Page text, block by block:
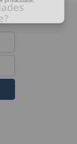
privacidade